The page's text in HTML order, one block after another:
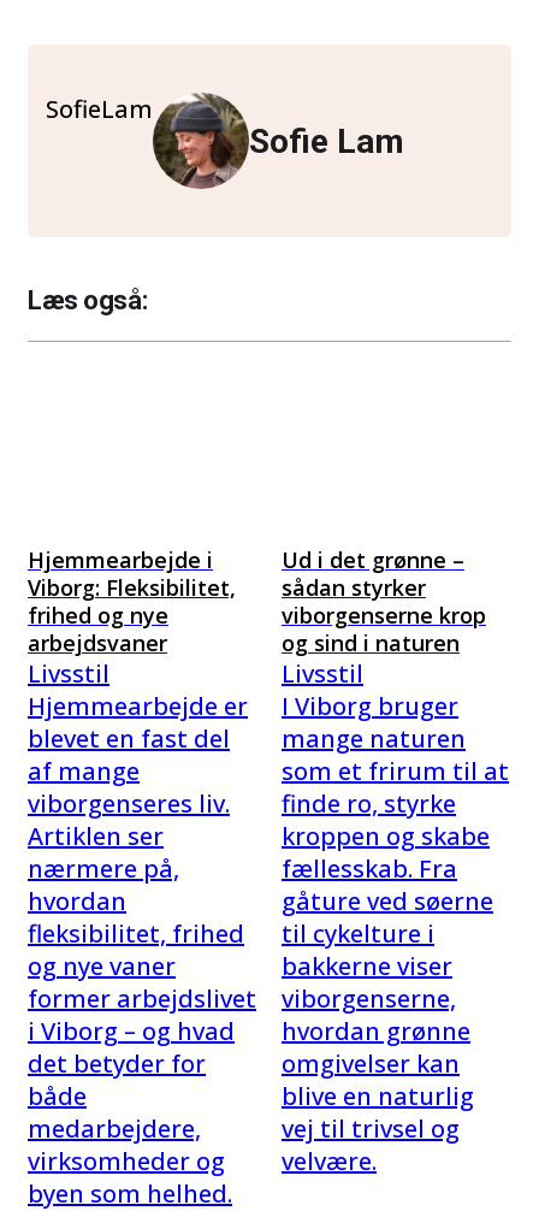
Sofie Lam
SofieLam
Læs også:
Hjemmearbejde i
Viborg: Fleksibilitet,
frihed og nye
arbejdsvaner
Livsstil
Hjemmearbejde er
blevet en fast del
af mange
viborgenseres liv.
Artiklen ser
nærmere på,
hvordan
fleksibilitet, frihed
og nye vaner
former arbejdslivet
i Viborg – og hvad
det betyder for
både
medarbejdere,
virksomheder og
byen som helhed.
Ud i det grønne –
sådan styrker
viborgenserne krop
og sind i naturen
Livsstil
I Viborg bruger
mange naturen
som et frirum til at
finde ro, styrke
kroppen og skabe
fællesskab. Fra
gåture ved søerne
til cykelture i
bakkerne viser
viborgenserne,
hvordan grønne
omgivelser kan
blive en naturlig
vej til trivsel og
velvære.